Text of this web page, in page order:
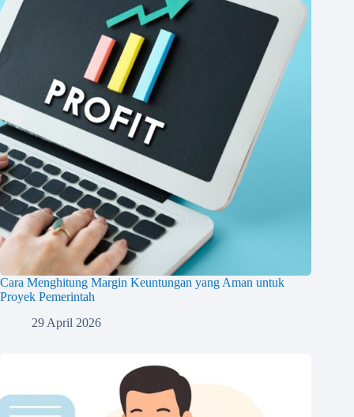
Cara Menghitung Margin Keuntungan yang Aman untuk
Proyek Pemerintah
29 April 2026